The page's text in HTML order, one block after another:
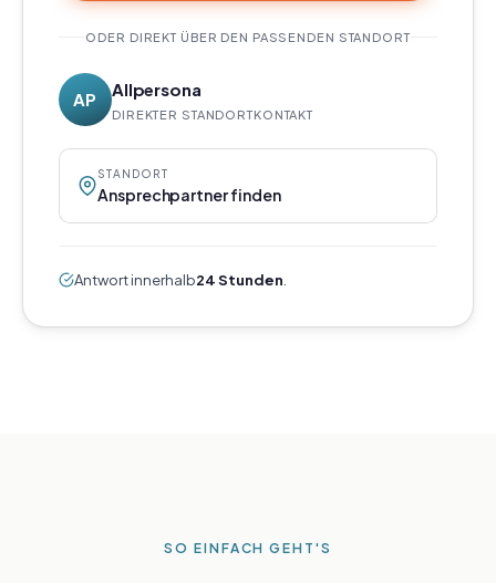
ODER DIREKT ÜBER DEN PASSENDEN STANDORT
AP Allpersona
DIREKTER STANDORTKONTAKT
STANDORT
Ansprechpartner finden
Antwort innerhalb24 Stunden
SO EINFACH GEHT'S